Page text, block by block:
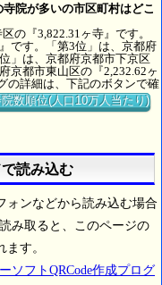
院が多いの市区町村はどこ
の『3,822.31ヶ寺』です。
です。「第3位」は、京都府
」は、京都府京都市下京区
京都市東山区の『2,232.62ヶ
の詳細は、下記のボタンで確
数順位(人口10万人当たり)
読み込む
ォンなどから読み込む場合
み取ると、このページの
す。
ソフトQRCode作成プログ